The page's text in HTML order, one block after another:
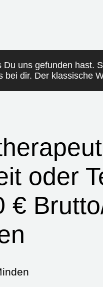
Du uns gefunden hast.
bei dir. Der klassische
oder
€